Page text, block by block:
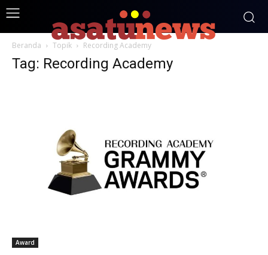
Beranda Topik Recording Academy
Tag: Recording Academy
Award